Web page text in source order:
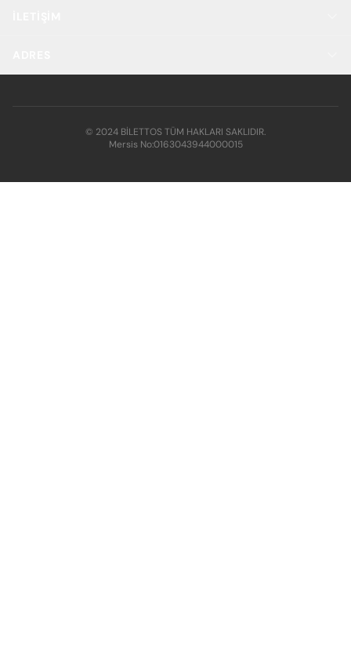
© 2024 BİLETTOS TÜM HAKLARI SAKLIDIR.
Mersis No:0163043944000015